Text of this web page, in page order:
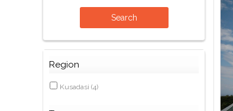
Search
Region
Kusadasi (4)